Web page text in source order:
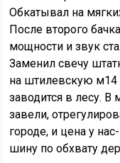
Обкатывал на
После второго
мощности и звук
Заменил свечу
на штилевскую м14
заводится в лесу. В
завели,
городе, и цена у
шину по обхвату